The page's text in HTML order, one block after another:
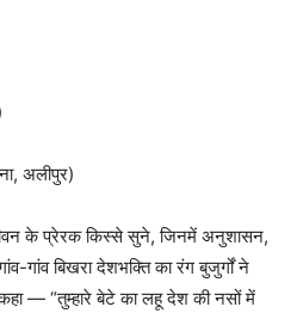
अलीपुर)
के प्रेरक किस्से सुने, जिनमें अनुशासन,
गांव बिखरा देशभक्ति का रंग बुजुर्गों ने
कहा — “तुम्हारे बेटे का लहू देश की नसों में